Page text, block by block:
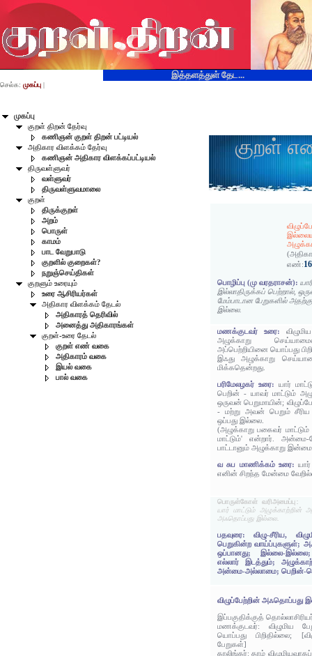
இத்தளத்துள் தேட...
முகப்பு
குறள் திறன் தேர்வு
கணிஞன் குறள் திறன் பட்டியல்
அதிகார விளக்கம் தேர்வு
கணிஞன் அதிகார விளக்கப்பட்டியல்
திருவள்ளுவர்
வள்ளுவர்
திருவள்ளுவமாலை
குறள்
திருக்குறள்
அறம்
பொருள்
காமம்
பாட வேறுபாடு
குறளில் குறைகள்?
நறுஞ்செய்திகள்
குறளும் உரையும்
உரை ஆசிரியர்கள்
அதிகார விளக்கம் தேடல்
அதிகாரத் தெரிவில்
அனைத்து அதிகாரங்கள்
குறள்-உரை தேடல்
குறள் எண் வகை
அதிகாரம் வகை
இயல் வகை
பால் வகை
செல்க: முகப்பு |
குறள்
எண்:
பொழிப்பு (மு வரதராசன்):
இல்லாதிருக்கப் பெற்றால்,
மேம்பாடான பேறுகளில்
இல்லை.
மணக்குடவர் உரை:
அழுக்காறு
அப்பெற்றியினை யொப்பது
இஃது அழுக்காறு
மிக்கதென்றது.
பரிமேலழகர் உரை:யார்
பெறின் - யாவர் மாட்டும்
ஒருவன் பெறுமாயின்;
- மற்று அவன் பெறும் சீரிய
ஒப்பது இல்லை.
(அழுக்காறு பகைவர் மாட்டும்
மாட்டும்' என்றார்.
பாட்டானும் அழுக்காறு
வ சுப மாணிக்கம் உரை:
எனின் சிறந்த மேன்மை
பொருள்கோள் வரிஅமைப்பு:
யார் மாட்டும் அழுக்காற்றின்
அஃதொப்பது இல்லை.
பதவுரை: விழு-சீரிய,
பெறுகின்ற வாய்ப்புகளுள்;
ஒப்பானது; இல்லை-இல்லை;
எல்லார் இடத்தும்;
அன்மை-அல்லாமை; பெறின்-
விழுப்பேற்றின் அஃதொப்பது
இப்பகுதிக்குத்
மணக்குடவர்: விழுமிய
யொப்பது பிறிதில்லை;
பேறுகள்]
காலிங்கர்: தாம்